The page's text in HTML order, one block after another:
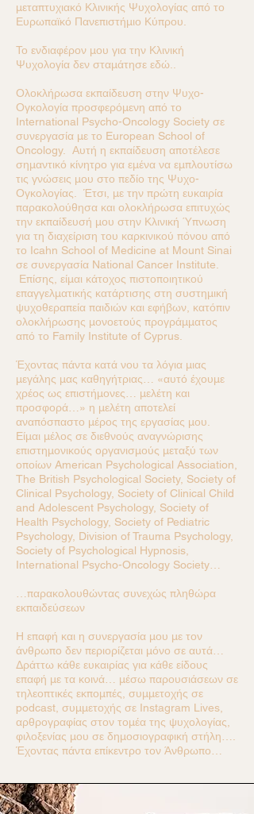
μεταπτυχιακό Κλινικής Ψυχολογίας από το
Ευρωπαϊκό Πανεπιστήμιο Κύπρου.
Το ενδιαφέρον μου για την Κλινική
Ψυχολογία δεν σταμάτησε εδώ..
Ολοκλήρωσα εκπαίδευση στην Ψυχο-
Ογκολογία προσφερόμενη από το
International Psycho-Oncology Society σε
συνεργασία με το European School of
Oncology. Αυτή η εκπαίδευση αποτέλεσε
σημαντικό κίνητρο για εμένα να εμπλουτίσω
τις γνώσεις μου στο πεδίο της Ψυχο-
Ογκολογίας. Έτσι, με την πρώτη ευκαιρία
παρακολούθησα και ολοκλήρωσα επιτυχώς
την εκπαίδευσή μου στην Κλινική Ύπνωση
για τη διαχείριση του καρκινικού πόνου από
το Icahn School of Medicine at Mount Sinai
σε συνεργασία National Cancer Institute.
Επίσης, είμαι κάτοχος πιστοποιητικού
επαγγελματικής κατάρτισης στη συστημική
ψυχοθεραπεία παιδιών και εφήβων, κατόπιν
ολοκλήρωσης μονοετούς προγράμματος
από το Family Institute of Cyprus.
Έχοντας πάντα κατά νου τα λόγια μιας
μεγάλης μας καθηγήτριας… «αυτό έχουμε
χρέος ως επιστήμονες… μελέτη και
προσφορά…» η μελέτη αποτελεί
αναπόσπαστο μέρος της εργασίας μου.
Είμαι μέλος σε διεθνούς αναγνώρισης
επιστημονικούς οργανισμούς μεταξύ των
οποίων American Psychological Association,
The British Psychological Society, Society of
Clinical Psychology, Society of Clinical Child
and Adolescent Psychology, Society of
Health Psychology, Society of Pediatric
Psychology, Division of Trauma Psychology,
Society of Psychological Hypnosis,
International Psycho-Oncology Society…
…παρακολουθώντας συνεχώς πληθώρα
εκπαιδεύσεων
Η επαφή και η συνεργασία μου με τον
άνθρωπο δεν περιορίζεται μόνο σε αυτά…
Δράττω κάθε ευκαιρίας για κάθε είδους
επαφή με τα κοινά… μέσω παρουσιάσεων σε
τηλεοπτικές εκπομπές, συμμετοχής σε
podcast, συμμετοχής σε Instagram Lives,
αρθρογραφίας στον τομέα της ψυχολογίας,
φιλοξενίας μου σε δημοσιογραφική στήλη….
Έχοντας πάντα επίκεντρο τον Άνθρωπο…